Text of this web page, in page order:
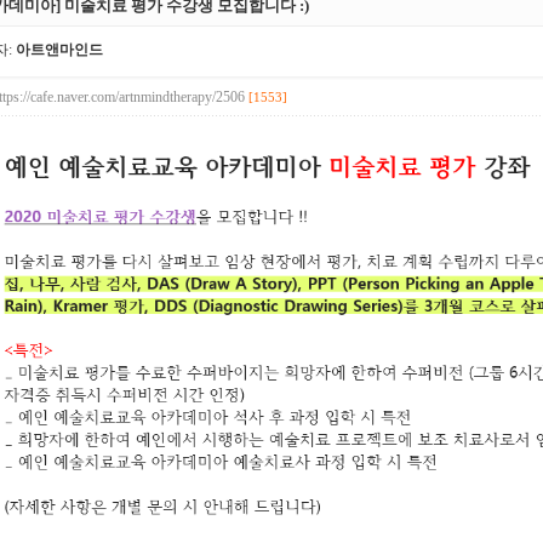
데미아] 미술치료 평가 수강생 모집합니다 :)
: 아트앤마인드
cafe.naver.com/artnmindtherapy/2506 [1553]